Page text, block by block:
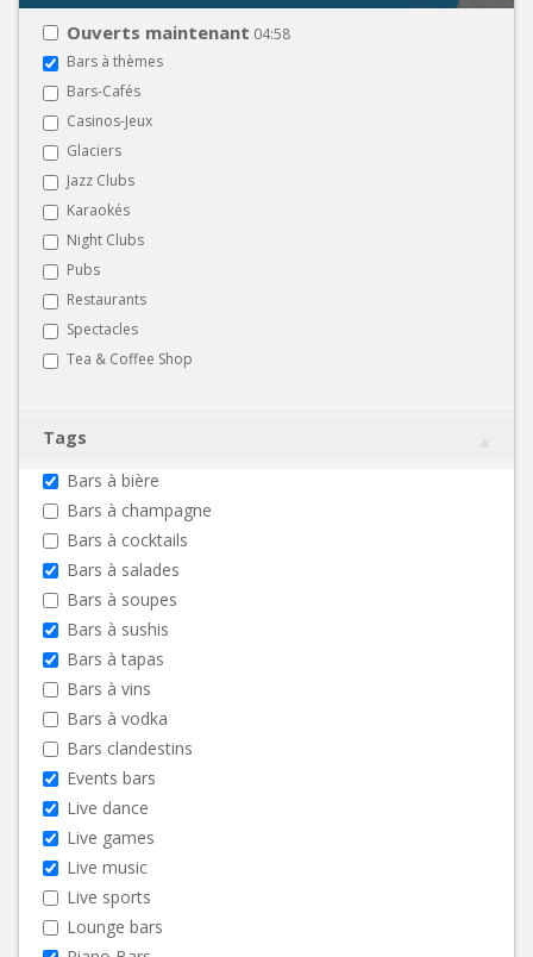
Ouverts maintenant 04:58
Bars à thèmes
Bars-Cafés
Casinos-Jeux
Glaciers
Jazz Clubs
Karaokés
Night Clubs
Pubs
Restaurants
Spectacles
Tea & Coffee Shop
Tags
Bars à bière
Bars à champagne
Bars à cocktails
Bars à salades
Bars à soupes
Bars à sushis
Bars à tapas
Bars à vins
Bars à vodka
Bars clandestins
Events bars
Live dance
Live games
Live music
Live sports
Lounge bars